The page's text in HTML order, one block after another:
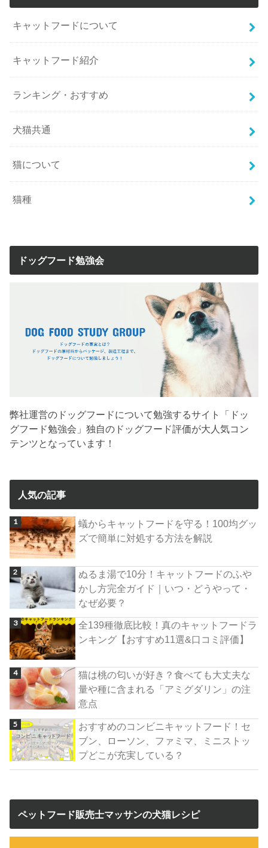
キャットフードについて
キャットフード紹介
ランキング・おすすめ
犬猫共通
猫について
猫種
ドッグフード勉強会
弊社運営のドッグフードについて勉強するサイト「ドッ
グフード勉強会」独自のドッグフード評価が大人気コン
テンツとなっています！
人気の記事
蟻からキャットフードを守る！100均グッ
ズで簡単に対処する方法を解説
ぬるま湯で10分！キャットフードのふや
かし方完全ガイド｜いつ・どうやって・
なぜ必要？
全139種徹底比較！真のキャットフードラ
ンキング【おすすめ11選&口コミ評価】
猫は桃の匂いが好き？食べても大丈夫な
量や種に含まれる「アミグダリン」の注
意点
おすすめのコンビニキャットフード！セ
ブン、ローソン、ファミマ、ミニストッ
プどこが充実している？
ペットフード販売士マッサンの犬猫レシピ